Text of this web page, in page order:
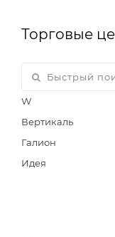
Торговые
W
Вертикаль
Галион
Идея